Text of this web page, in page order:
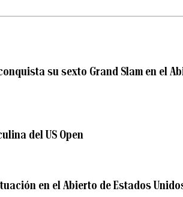
su sexto Grand Slam en el
del US Open
en el Abierto de Estados